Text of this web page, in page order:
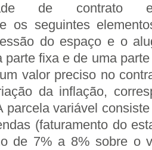
de contrato
os seguintes
do espaço e o
parte fixa e de uma
valor preciso no
da inflação,
parcela variável
(faturamento do
de 7% a 8% sobre o